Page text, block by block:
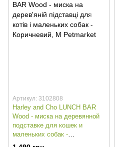
Артикул: 3102808
Harley and Cho LUNCH BAR
Wood - миска на деревянной
подставке для кошек и
маленьких собак -
Натуральный, S